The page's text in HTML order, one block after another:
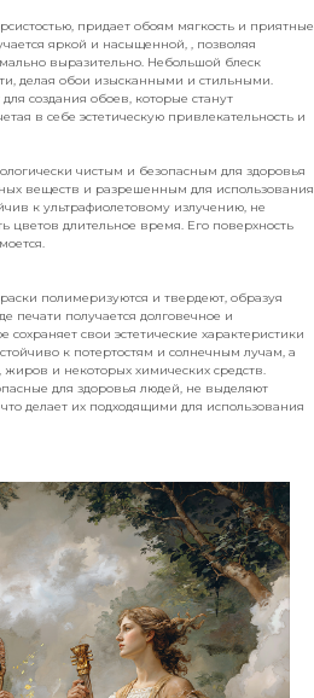
придает обоям мягкость и приятные
яркой и насыщенной, , позволяя
выразительно. Небольшой блеск
делая обои изысканными и стильными.
создания обоев, которые станут
в себе эстетическую привлекательность и
чистым и безопасным для здоровья
веществ и разрешенным для использования
к ультрафиолетовому излучению, не
цветов длительное время. Его поверхность
полимеризуются и твердеют, образуя
печати получается долговечное и
свои эстетические характеристики
к потертостям и солнечным лучам, а
и некоторых химических средств.
для здоровья людей, не выделяют
делает их подходящими для использования